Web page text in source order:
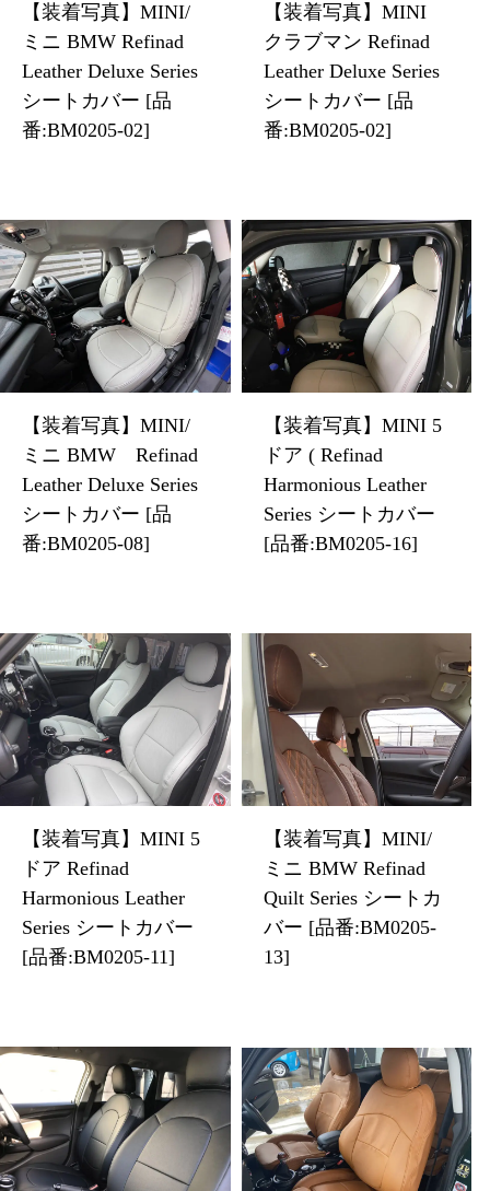
【装着写真】MINI/
ミニ BMW Refinad
Leather Deluxe Series
シートカバー [品
番:BM0205-02]
【装着写真】MINI
クラブマン Refinad
Leather Deluxe Series
シートカバー [品
番:BM0205-02]
【装着写真】MINI/
ミニ BMW Refinad
Leather Deluxe Series
シートカバー [品
番:BM0205-08]
【装着写真】MINI 5
ドア ( Refinad
Harmonious Leather
Series シートカバー
[品番:BM0205-16]
【装着写真】MINI 5
ドア Refinad
Harmonious Leather
Series シートカバー
[品番:BM0205-11]
【装着写真】MINI/
ミニ BMW Refinad
Quilt Series シートカ
バー [品番:BM0205-
13]